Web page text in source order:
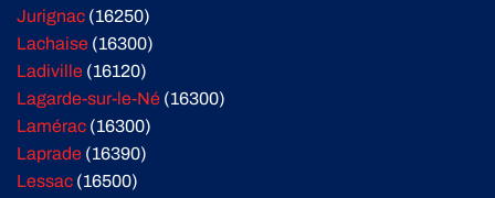
Jurignac (16250)
Lachaise (16300)
Ladiville (16120)
Lagarde-sur-le-Né (16300)
Lamérac (16300)
Laprade (16390)
Lessac (16500)